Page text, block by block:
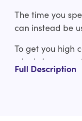
The time you
can instead be
To get you high
who bring
experienced
Full Description